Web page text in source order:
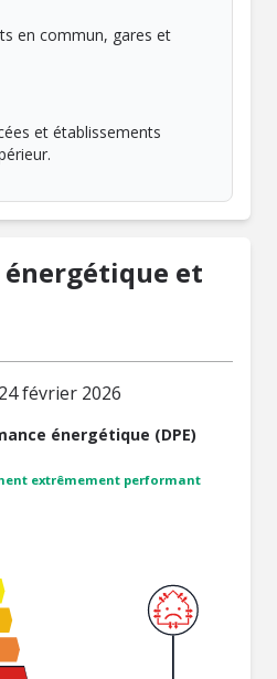
en commun, gares et
et établissements
et
février 2026
énergétique (DPE)
extrêmement performant